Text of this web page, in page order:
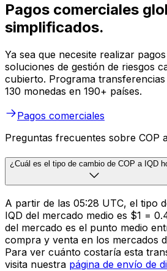
Pagos comerciales
simplificados.
Ya sea que necesite realizar
soluciones de gestión de riesgos
cubierto. Programa
130 monedas en 190+ países.
Pagos comerciales
Preguntas frecuentes sobre COP
¿Cuál es el tipo de cambio de COP a IQD
A partir de las 05:28 UTC, el tipo
IQD del mercado medio es $1 = ع.د0.4115. La tasa media
del mercado es el punto medio
compra y venta en los mercados
Para ver cuánto costaría esta
visita nuestra página de envío de